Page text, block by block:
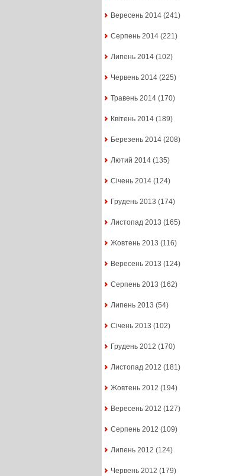
Вересень 2014(241)
Серпень 2014(221)
Липень 2014(102)
Червень 2014(225)
Травень 2014(170)
Квітень 2014(189)
Березень 2014(208)
Лютий 2014(135)
Січень 2014(124)
Грудень 2013 (174)
Листопад 2013 (165)
Жовтень 2013 (116)
Вересень 2013 (124)
Серпень 2013 (162)
Липень 2013 (54)
Січень 2013 (102)
Грудень 2012 (170)
Листопад 2012 (181)
Жовтень 2012 (194)
Вересень 2012 (127)
Серпень 2012 (109)
Липень 2012 (124)
Червень 2012 (179)